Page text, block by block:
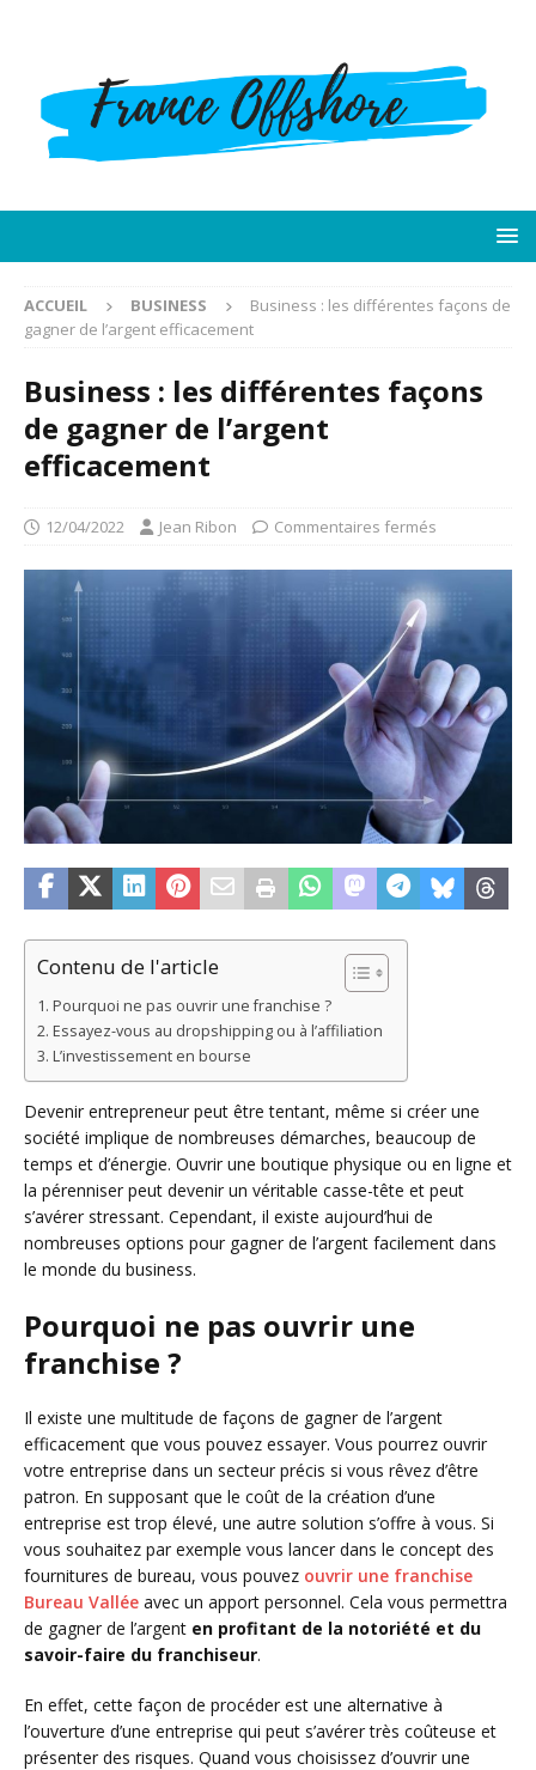
ACCUEIL BUSINESS
Business : les différentes façons de
gagner de l’argent efficacement
Business : les différentes façons
de gagner de l’argent
efficacement
12/04/2022 Jean Ribon Commentaires fermés
Contenu de l'article
Pourquoi ne pas ouvrir une franchise ?
Essayez-vous au dropshipping ou à l’affiliation
L’investissement en bourse
Devenir entrepreneur peut être tentant, même si créer une
société implique de nombreuses démarches, beaucoup de
temps et d’énergie. Ouvrir une boutique physique ou en ligne et
la pérenniser peut devenir un véritable casse-tête et peut
s’avérer stressant. Cependant, il existe aujourd’hui de
nombreuses options pour gagner de l’argent facilement dans
le monde du business.
Pourquoi ne pas ouvrir une
franchise ?
Il existe une multitude de façons de gagner de l’argent
efficacement que vous pouvez essayer. Vous pourrez ouvrir
votre entreprise dans un secteur précis si vous rêvez d’être
patron. En supposant que le coût de la création d’une
entreprise est trop élevé, une autre solution s’offre à vous. Si
vous souhaitez par exemple vous lancer dans le concept des
fournitures de bureau, vous pouvez ouvrir une franchise
Bureau Vallée avec un apport personnel. Cela vous permettra
de gagner de l’argent en profitant de la notoriété et du
savoir-faire du franchiseur.
En effet, cette façon de procéder est une alternative à
l’ouverture d’une entreprise qui peut s’avérer très coûteuse et
présenter des risques. Quand vous choisissez d’ouvrir une